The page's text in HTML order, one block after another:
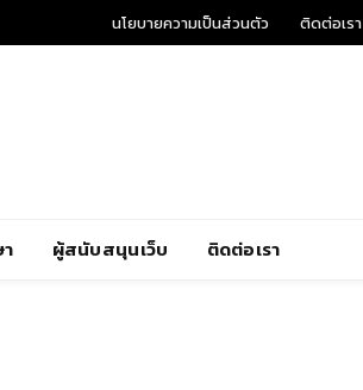
นโยบายความเป็นส่วนตัว ติดต่อเรา
ผู้สนับสนุนเว็บ ติดต่อเรา